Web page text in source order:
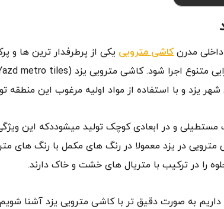
داخلی مدرنکاشی مترویی یکی از پرطرفدار ترین ها و
شهر یزد و با استفاده از مواد اولیه مرغوب این منطقه
مستطیلی و در ابعادی کوچک تولید میشوددکه این
در یزد معمولا در رنگ های مکمل با رنگ های
را در ترکیب با متریال های خشت و خاک دارند.
به صورت دقیق تر با کاشی مترویی یزد آشنا